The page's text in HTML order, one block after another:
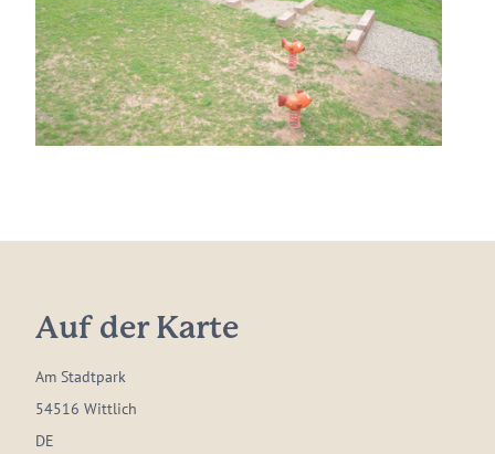
Auf der Karte
Am Stadtpark
54516 Wittlich
DE